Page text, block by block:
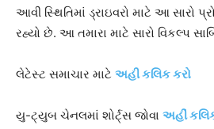
આવી સ્થિતિમાં ડ્રાઇવરો માટે આ સારો
રહ્યો છે. આ તમારા માટે સારો વિકલ્પ
લેટેસ્ટ સમાચાર માટે અહી કલિક કરો
યુ-ટ્યુબ ચેનલમાં શોર્ટ્સ જોવા અહીં